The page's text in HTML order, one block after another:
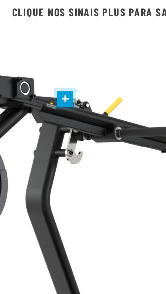
CLIQUE NOS SINAIS PLUS PARA